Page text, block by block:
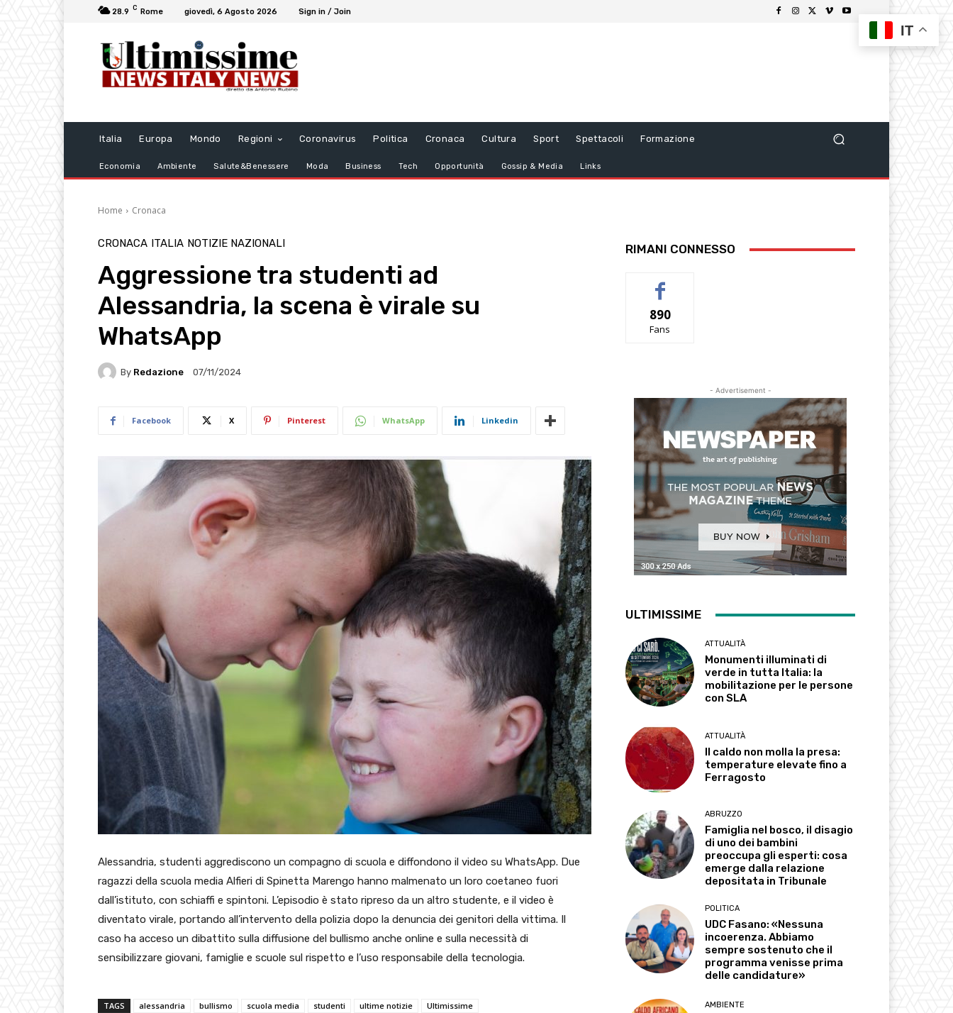
28.9 C Rome giovedì, 6 Agosto 2026 Sign in / Join
Italia Europa Mondo Regioni Coronavirus Politica Cronaca Cultura Sport Spettacoli Formazione
Economia Ambiente Salute&Benessere Moda Business Tech Opportunità Gossip & Media Links
Home Cronaca
CRONACA ITALIA NOTIZIE NAZIONALI
Aggressione tra studenti ad
Alessandria, la scena è virale su
WhatsApp
By Redazione 07/11/2024
Facebook X Pinterest WhatsApp Linkedin
Alessandria, studenti aggrediscono un compagno di scuola e diffondono il video su WhatsApp. Due
ragazzi della scuola media Alfieri di Spinetta Marengo hanno malmenato un loro coetaneo fuori
dall’istituto, con schiaffi e spintoni. L’episodio è stato ripreso da un altro studente, e il video è
diventato virale, portando all’intervento della polizia dopo la denuncia dei genitori della vittima. Il
caso ha acceso un dibattito sulla diffusione del bullismo anche online e sulla necessità di
sensibilizzare giovani, famiglie e scuole sul rispetto e l’uso responsabile della tecnologia.
TAGS alessandria bullismo scuola media studenti ultime notizie Ultimissime
RIMANI CONNESSO
890
Fans
- Advertisement -
ULTIMISSIME
ATTUALITÀ
Monumenti illuminati di
verde in tutta Italia: la
mobilitazione per le persone
con SLA
ATTUALITÀ
Il caldo non molla la presa:
temperature elevate fino a
Ferragosto
ABRUZZO
Famiglia nel bosco, il disagio
di uno dei bambini
preoccupa gli esperti: cosa
emerge dalla relazione
depositata in Tribunale
POLITICA
UDC Fasano: «Nessuna
incoerenza. Abbiamo
sempre sostenuto che il
programma venisse prima
delle candidature»
AMBIENTE
IT